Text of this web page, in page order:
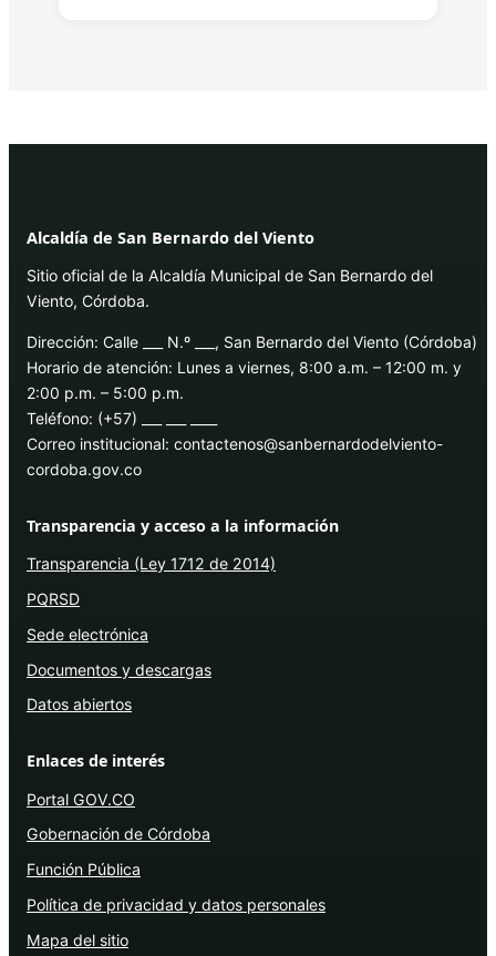
Alcaldía de San Bernardo del Viento
Sitio oficial de la Alcaldía Municipal de San Bernardo del
Viento, Córdoba.
Dirección: Calle ___ N.º ___, San Bernardo del Viento (Córdoba)
Horario de atención: Lunes a viernes, 8:00 a.m. – 12:00 m. y
2:00 p.m. – 5:00 p.m.
Teléfono: (+57) ___ ___ ____
Correo institucional: contactenos@sanbernardodelviento-
cordoba.gov.co
Transparencia y acceso a la información
Transparencia (Ley 1712 de 2014)
PQRSD
Sede electrónica
Documentos y descargas
Datos abiertos
Enlaces de interés
Portal GOV.CO
Gobernación de Córdoba
Función Pública
Política de privacidad y datos personales
Mapa del sitio